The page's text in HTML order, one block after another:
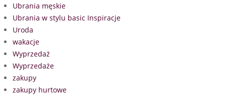
Ubrania męskie
Ubrania w stylu basic Inspiracje
Uroda
wakacje
Wyprzedaż
Wyprzedaże
zakupy
zakupy hurtowe